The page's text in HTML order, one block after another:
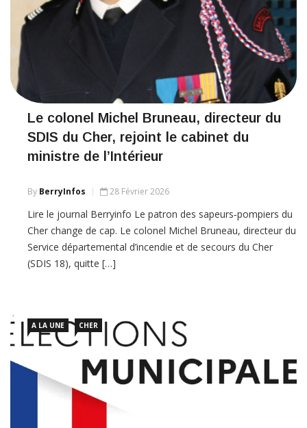
Le colonel Michel Bruneau, directeur du
SDIS du Cher, rejoint le cabinet du
ministre de l’Intérieur
By BerryInfos 28 Février 2026
Lire le journal Berryinfo Le patron des sapeurs‑pompiers du
Cher change de cap. Le colonel Michel Bruneau, directeur du
Service départemental d’incendie et de secours du Cher
(SDIS 18), quitte […]
A LA UNE CHER